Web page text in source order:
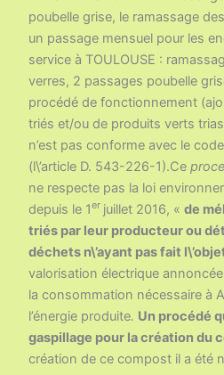
poubelle grise, le ramassage
un passage mensuel pour les
service à TOULOUSE :
verres, 2 passages poubelle
procédé de fonctionnement
triés et/ou de produits verts
n’est pas conforme avec le
(l\’article D. 543-226-1).Ce
ne respecte pas la loi
depuis le 1er juillet 2016, «de
triés par leur producteur ou
déchets n\’ayant pas fait
valorisation électrique
la consommation nécessaire à
l’énergie produite. Un procédé
gaspillage pour la création du
création de ce compost il a été